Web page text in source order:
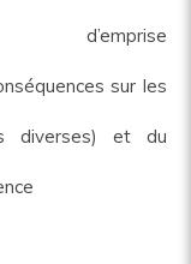
sur les
diverses) et du